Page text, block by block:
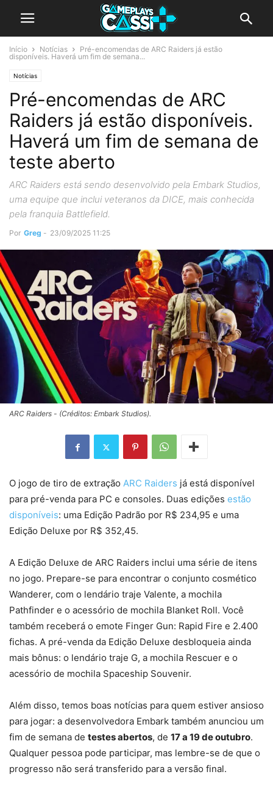
Início Notícias
Pré-encomendas de ARC Raiders já estão
disponíveis. Haverá um fim de semana...
Notícias
Pré-encomendas de ARC
Raiders já estão disponíveis.
Haverá um fim de semana de
teste aberto
ARC Raiders está sendo desenvolvido pela Embark Studios,
uma equipe que inclui veteranos da DICE, mais conhecida
pela franquia Battlefield.
Por Greg - 23/09/2025 11:25
ARC Raiders - (Créditos: Embark Studios).
O jogo de tiro de extração ARC Raiders já está disponível
para pré-venda para PC e consoles. Duas edições estão
disponíveis: uma Edição Padrão por R$ 234,95 e uma
Edição Deluxe por R$ 352,45.
A Edição Deluxe de ARC Raiders inclui uma série de itens
no jogo. Prepare-se para encontrar o conjunto cosmético
Wanderer, com o lendário traje Valente, a mochila
Pathfinder e o acessório de mochila Blanket Roll. Você
também receberá o emote Finger Gun: Rapid Fire e 2.400
fichas. A pré-venda da Edição Deluxe desbloqueia ainda
mais bônus: o lendário traje G, a mochila Rescuer e o
acessório de mochila Spaceship Souvenir.
Além disso, temos boas notícias para quem estiver ansioso
para jogar: a desenvolvedora Embark também anunciou um
fim de semana de testes abertos, de 17 a 19 de outubro.
Qualquer pessoa pode participar, mas lembre-se de que o
progresso não será transferido para a versão final.